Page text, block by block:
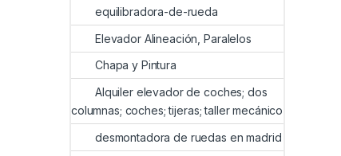
equilibradora-de-rueda
Elevador Alineación, Paralelos
Chapa y Pintura
Alquiler elevador de coches; dos
columnas; coches; tijeras; taller mecánico
desmontadora de ruedas en madrid